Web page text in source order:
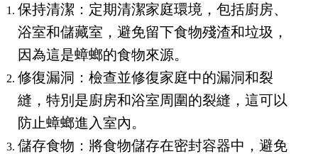
保持清潔：定期清潔家庭環境，包括廚房、
浴室和儲藏室，避免留下食物殘渣和垃圾，
因為這是蟑螂的食物來源。
修復漏洞：檢查並修復家庭中的漏洞和裂
縫，特別是廚房和浴室周圍的裂縫，這可以
防止蟑螂進入室內。
儲存食物：將食物儲存在密封容器中，避免